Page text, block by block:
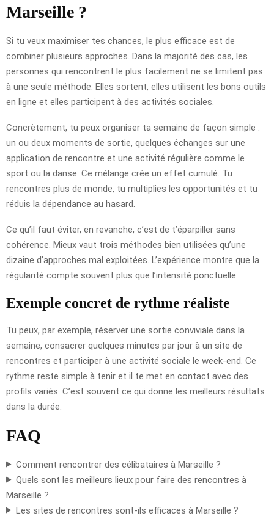
Marseille ?
Si tu veux maximiser tes chances, le plus efficace est de
combiner plusieurs approches. Dans la majorité des cas, les
personnes qui rencontrent le plus facilement ne se limitent pas
à une seule méthode. Elles sortent, elles utilisent les bons outils
en ligne et elles participent à des activités sociales.
Concrètement, tu peux organiser ta semaine de façon simple :
un ou deux moments de sortie, quelques échanges sur une
application de rencontre et une activité régulière comme le
sport ou la danse. Ce mélange crée un effet cumulé. Tu
rencontres plus de monde, tu multiplies les opportunités et tu
réduis la dépendance au hasard.
Ce qu’il faut éviter, en revanche, c’est de t’éparpiller sans
cohérence. Mieux vaut trois méthodes bien utilisées qu’une
dizaine d’approches mal exploitées. L’expérience montre que la
régularité compte souvent plus que l’intensité ponctuelle.
Exemple concret de rythme réaliste
Tu peux, par exemple, réserver une sortie conviviale dans la
semaine, consacrer quelques minutes par jour à un site de
rencontres et participer à une activité sociale le week-end. Ce
rythme reste simple à tenir et il te met en contact avec des
profils variés. C’est souvent ce qui donne les meilleurs résultats
dans la durée.
FAQ
Comment rencontrer des célibataires à Marseille ?
Quels sont les meilleurs lieux pour faire des rencontres à
Marseille ?
Les sites de rencontres sont-ils efficaces à Marseille ?